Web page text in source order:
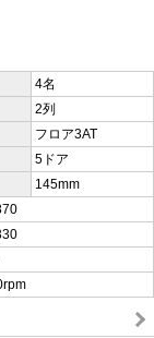
4名
2列
フロア3AT
5ドア
145mm